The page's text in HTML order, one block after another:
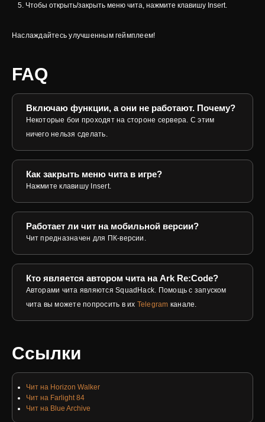
Чтобы открыть/закрыть меню чита, нажмите клавишу Insert.
Наслаждайтесь улучшенным геймплеем!
FAQ
Включаю функции, а они не работают. Почему?
Некоторые бои проходят на стороне сервера. С этим
ничего нельзя сделать.
Как закрыть меню чита в игре?
Нажмите клавишу Insert.
Работает ли чит на мобильной версии?
Чит предназначен для ПК-версии.
Кто является автором чита на Ark Re:Code?
Авторами чита являются SquadHack. Помощь с запуском
чита вы можете попросить в их Telegram канале.
Ссылки
Чит на Horizon Walker
Чит на Farlight 84
Чит на Blue Archive